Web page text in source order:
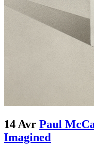
14 Avr Paul
Imagined